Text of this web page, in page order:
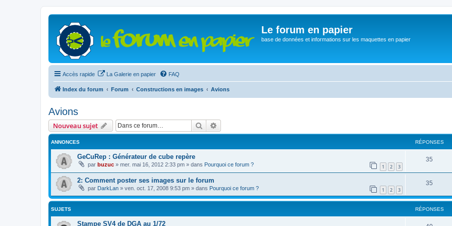
Le forum en papier
base de données et informations sur les maquettes en papier
Accès rapide La Galerie en papier FAQ
Index du forum Forum Constructions en images Avions
Avions
Nouveau sujet Rechercher
ANNONCES RÉPONSES
GeCuRep : Générateur de cube repère
par buzuc » mer. mai 16, 2012 2:33 pm » dans Pourquoi ce forum ? 1 2 3
35
2: Comment poster ses images sur le forum
par DarkLan » ven. oct. 17, 2008 9:53 pm » dans Pourquoi ce forum ? 1 2 3
35
SUJETS RÉPONSES
Stampe SV4 de DGA au 1/72